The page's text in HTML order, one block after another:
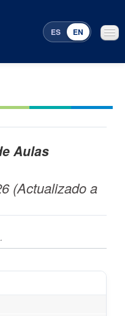
ES EN
Aulas
(Actualizado a